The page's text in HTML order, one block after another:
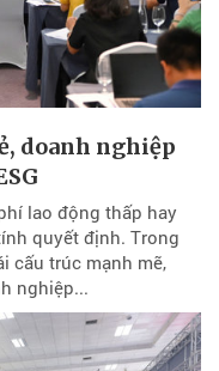
doanh nghiệp
lao động thấp hay
quyết định. Trong
cấu trúc mạnh mẽ,
nghiệp...